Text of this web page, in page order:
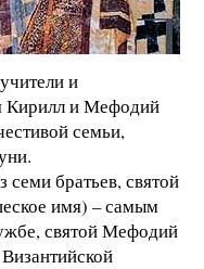
и
Кирилл и Мефодий
семьи,
братьев, святой
имя) – самым
святой Мефодий